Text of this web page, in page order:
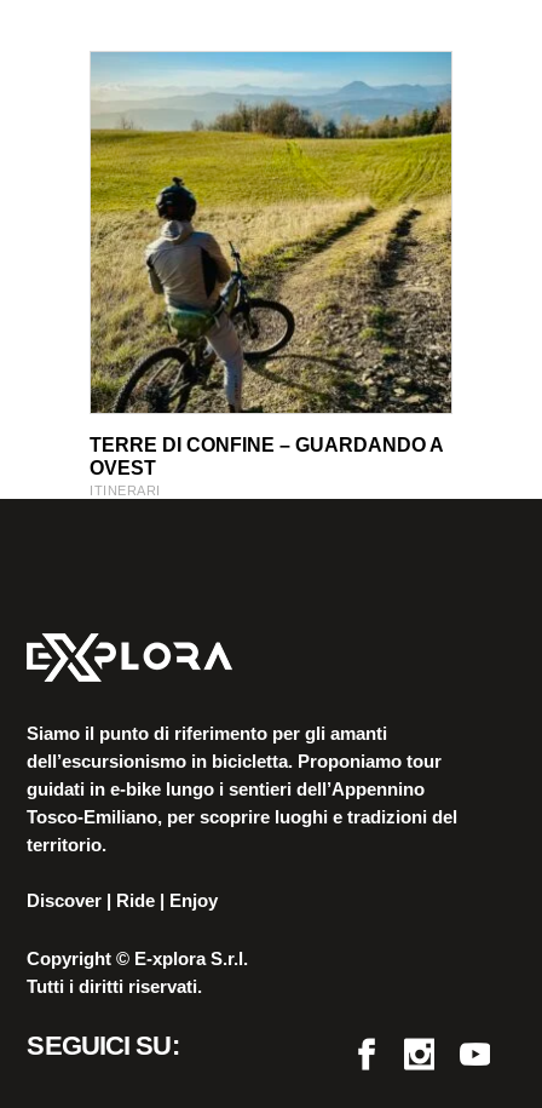
VIEW PRODUCT
VIEW PRODUCT
TERRE DI CONFINE – GUARDANDO A
OVEST
ITINERARI
Siamo il punto di riferimento per gli amanti
dell’escursionismo in bicicletta. Proponiamo tour
guidati in e-bike lungo i sentieri dell’Appennino
Tosco-Emiliano, per scoprire luoghi e tradizioni del
territorio.
Discover | Ride | Enjoy
Copyright © E-xplora S.r.l.
Tutti i diritti riservati.
SEGUICI SU: